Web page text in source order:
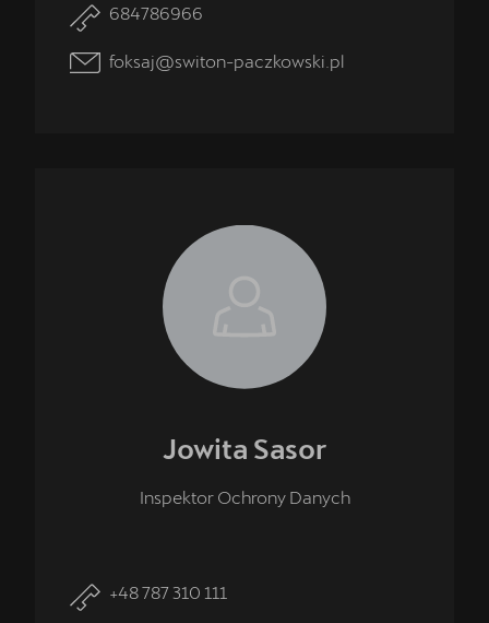
684786966
foksaj@switon-paczkowski.pl
Jowita Sasor
Inspektor Ochrony Danych
+48 787 310 111